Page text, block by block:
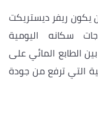
يكون ريفر ديستريكت
سكانه اليومية
الطابع المائي على
التي ترفع من جودة